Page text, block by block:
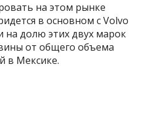
на этом рынке
в основном с Volvo
на долю этих двух марок
от общего объема
в Мексике.